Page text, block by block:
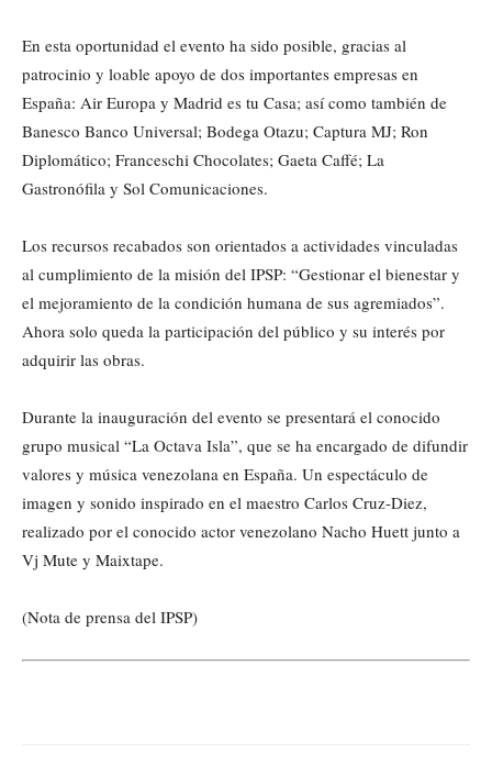
En esta oportunidad el evento ha sido posible, gracias al
patrocinio y loable apoyo de dos importantes empresas en
España: Air Europa y Madrid es tu Casa; así como también de
Banesco Banco Universal; Bodega Otazu; Captura MJ; Ron
Diplomático; Franceschi Chocolates; Gaeta Caffé; La
Gastronófila y Sol Comunicaciones.
Los recursos recabados son orientados a actividades vinculadas
al cumplimiento de la misión del IPSP: “Gestionar el bienestar y
el mejoramiento de la condición humana de sus agremiados”.
Ahora solo queda la participación del público y su interés por
adquirir las obras.
Durante la inauguración del evento se presentará el conocido
grupo musical “La Octava Isla”, que se ha encargado de difundir
valores y música venezolana en España. Un espectáculo de
imagen y sonido inspirado en el maestro Carlos Cruz-Diez,
realizado por el conocido actor venezolano Nacho Huett junto a
Vj Mute y Maixtape.
(Nota de prensa del IPSP)